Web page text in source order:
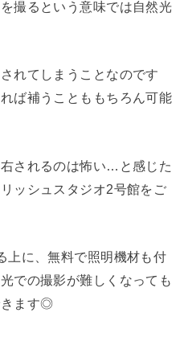
撮るという意味では自然光
れてしまうことなのです
ば補うことももちろん可能
されるのは怖い…と感じた
ッシュスタジオ2号館をご
上に、無料で照明機材も付
での撮影が難しくなっても
きます◎